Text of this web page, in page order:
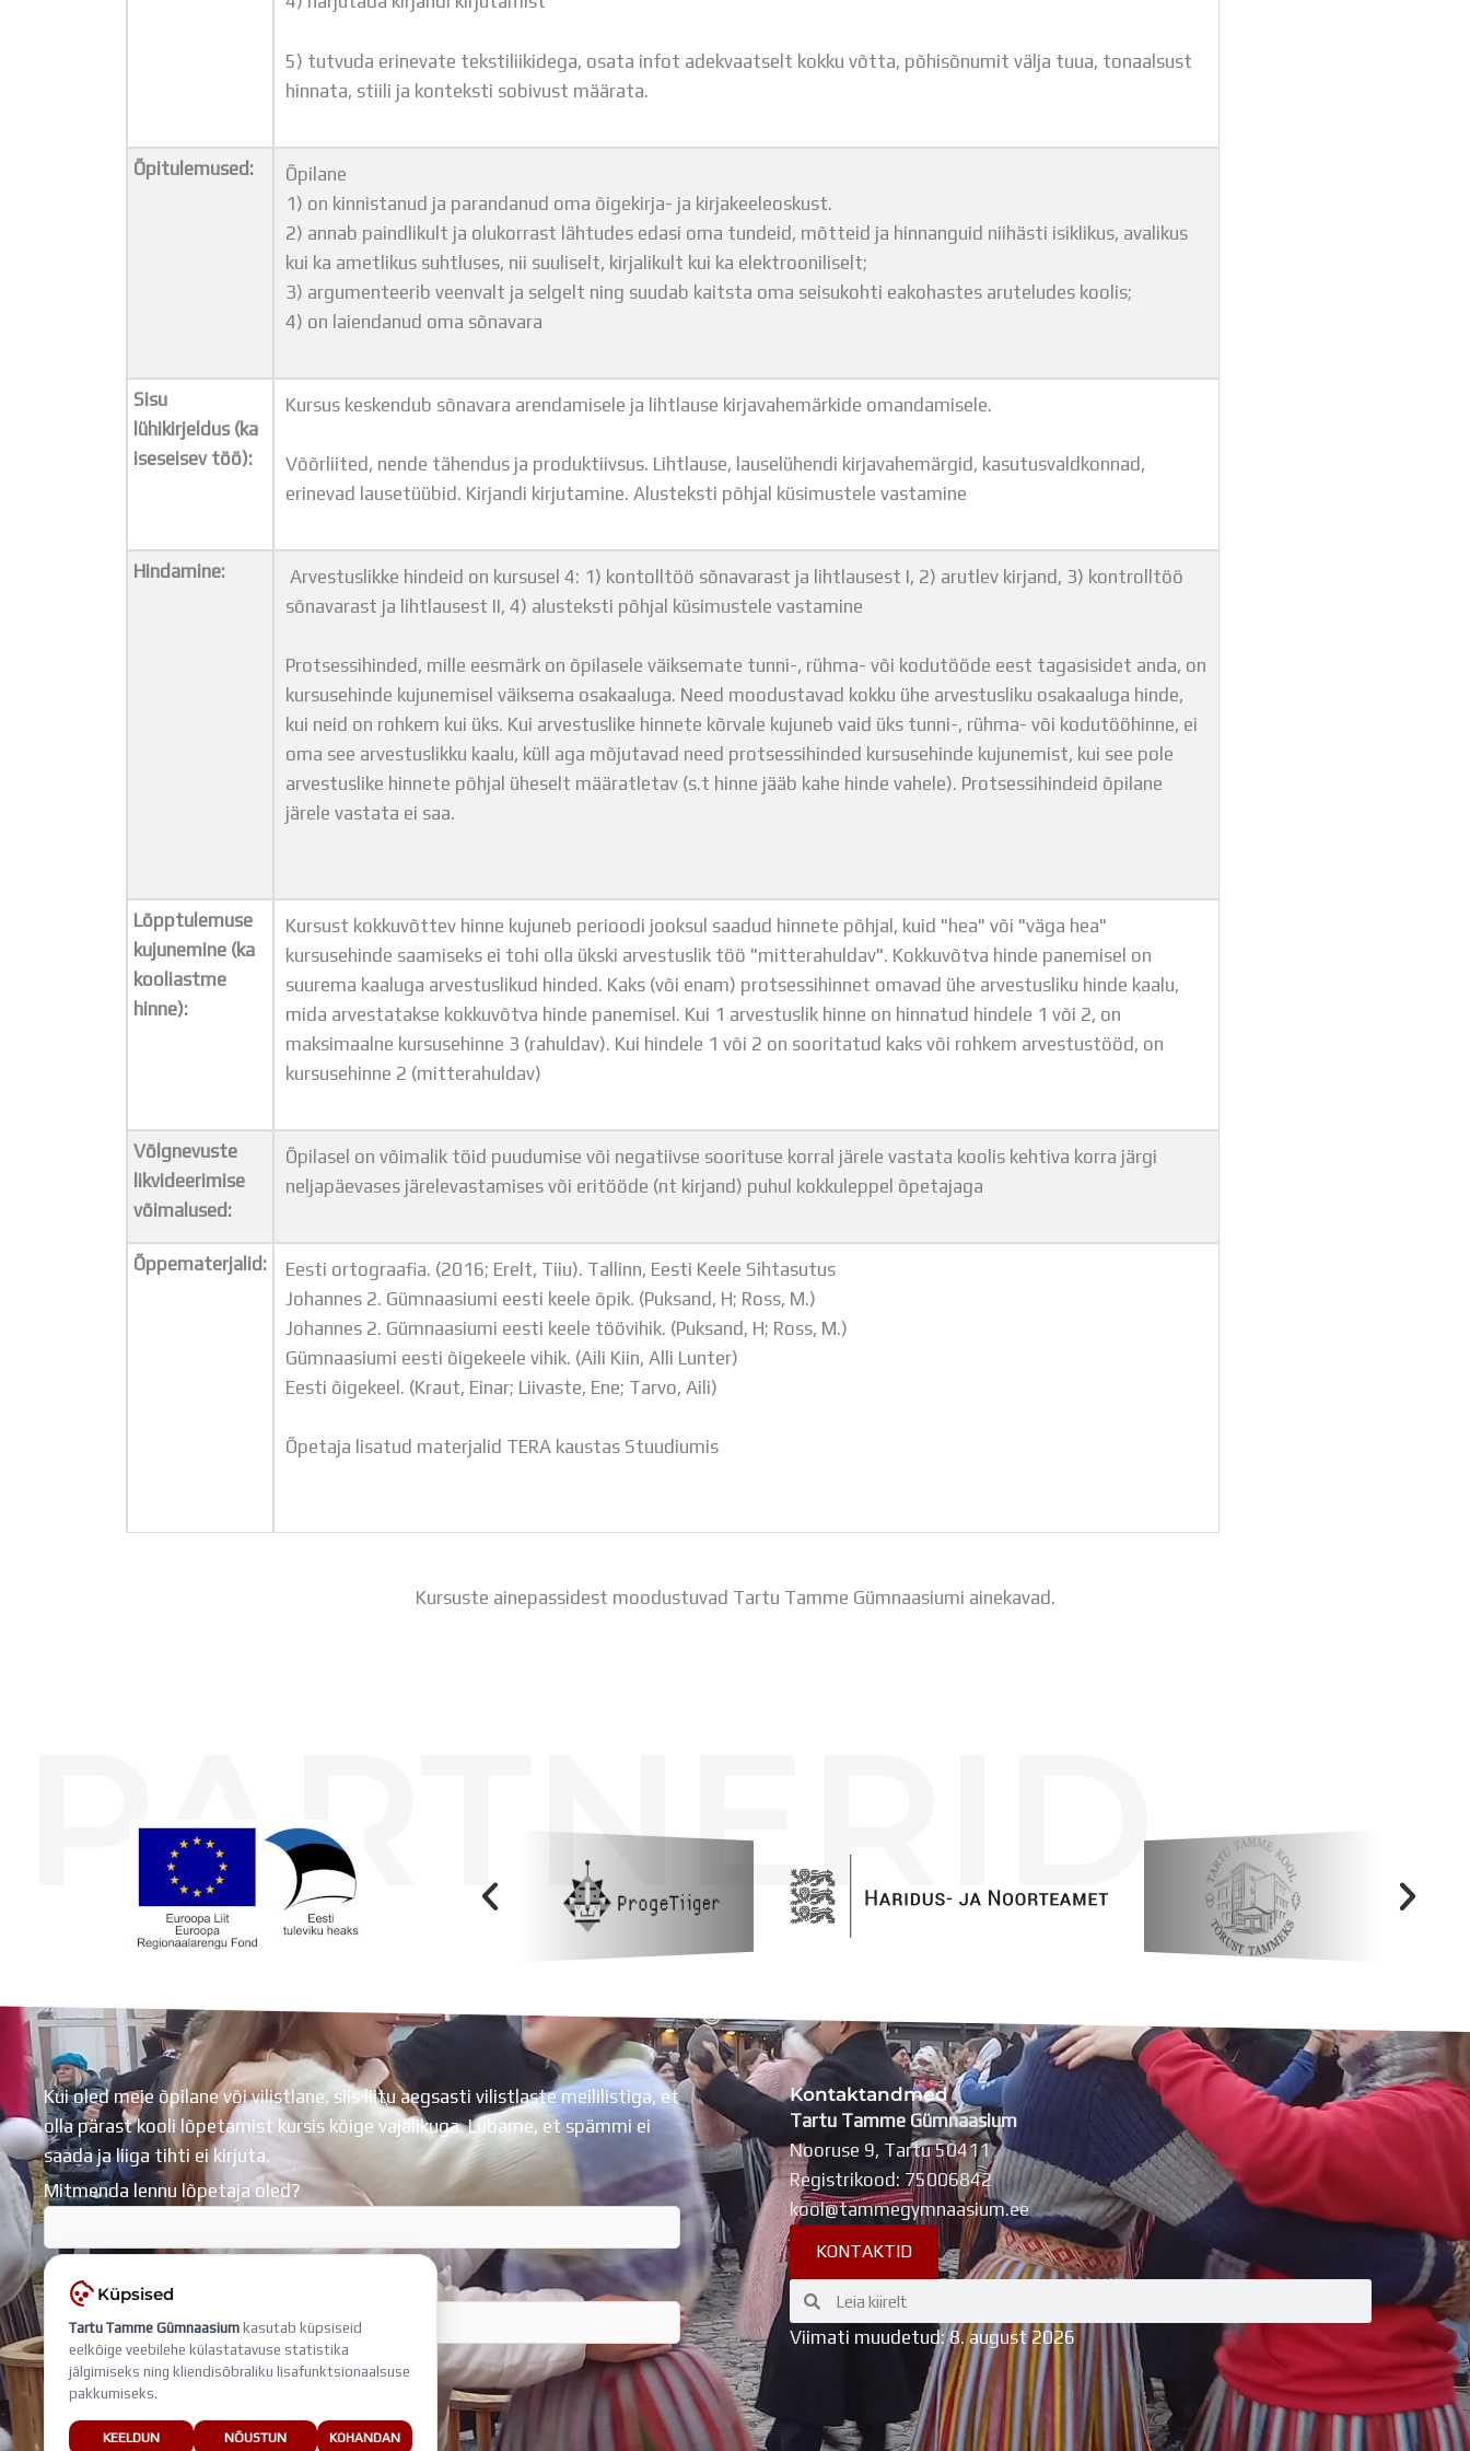
5) tutvuda erinevate tekstiliikidega, osata infot adekvaatselt kokku võtta, põhisõnumit välja tuua, tonaalsust
hinnata, stiili ja konteksti sobivust määrata.
Õpitulemused:
Õpilane
1) on kinnistanud ja parandanud oma õigekirja- ja kirjakeeleoskust.
2) annab paindlikult ja olukorrast lähtudes edasi oma tundeid, mõtteid ja hinnanguid niihästi isiklikus, avalikus
kui ka ametlikus suhtluses, nii suuliselt, kirjalikult kui ka elektrooniliselt;
3) argumenteerib veenvalt ja selgelt ning suudab kaitsta oma seisukohti eakohastes aruteludes koolis;
4) on laiendanud oma sõnavara
Sisu
lühikirjeldus (ka
iseseisev töö):
Kursus keskendub sõnavara arendamisele ja lihtlause kirjavahemärkide omandamisele.
Võõrliited, nende tähendus ja produktiivsus. Lihtlause, lauselühendi kirjavahemärgid, kasutusvaldkonnad,
erinevad lausetüübid. Kirjandi kirjutamine. Alusteksti põhjal küsimustele vastamine
Hindamine:
Arvestuslikke hindeid on kursusel 4: 1) kontolltöö sõnavarast ja lihtlausest I, 2) arutlev kirjand, 3) kontrolltöö
sõnavarast ja lihtlausest II, 4) alusteksti põhjal küsimustele vastamine
Protsessihinded, mille eesmärk on õpilasele väiksemate tunni-, rühma- või kodutööde eest tagasisidet anda, on
kursusehinde kujunemisel väiksema osakaaluga. Need moodustavad kokku ühe arvestusliku osakaaluga hinde,
kui neid on rohkem kui üks. Kui arvestuslike hinnete kõrvale kujuneb vaid üks tunni-, rühma- või kodutööhinne, ei
oma see arvestuslikku kaalu, küll aga mõjutavad need protsessihinded kursusehinde kujunemist, kui see pole
arvestuslike hinnete põhjal üheselt määratletav (s.t hinne jääb kahe hinde vahele). Protsessihindeid õpilane
järele vastata ei saa.
Lõpptulemuse
kujunemine (ka
kooliastme
hinne):
Kursust kokkuvõttev hinne kujuneb perioodi jooksul saadud hinnete põhjal, kuid "hea" või "väga hea"
kursusehinde saamiseks ei tohi olla ükski arvestuslik töö "mitterahuldav". Kokkuvõtva hinde panemisel on
suurema kaaluga arvestuslikud hinded. Kaks (või enam) protsessihinnet omavad ühe arvestusliku hinde kaalu,
mida arvestatakse kokkuvõtva hinde panemisel. Kui 1 arvestuslik hinne on hinnatud hindele 1 või 2, on
maksimaalne kursusehinne 3 (rahuldav). Kui hindele 1 või 2 on sooritatud kaks või rohkem arvestustööd, on
kursusehinne 2 (mitterahuldav)
Võlgnevuste
likvideerimise
võimalused:
Õpilasel on võimalik töid puudumise või negatiivse soorituse korral järele vastata koolis kehtiva korra järgi
neljapäevases järelevastamises või eritööde (nt kirjand) puhul kokkuleppel õpetajaga
Õppematerjalid:
Eesti ortograafia. (2016; Erelt, Tiiu). Tallinn, Eesti Keele Sihtasutus
Johannes 2. Gümnaasiumi eesti keele õpik. (Puksand, H; Ross, M.)
Johannes 2. Gümnaasiumi eesti keele töövihik. (Puksand, H; Ross, M.)
Gümnaasiumi eesti õigekeele vihik. (Aili Kiin, Alli Lunter)
Eesti õigekeel. (Kraut, Einar; Liivaste, Ene; Tarvo, Aili)
Õpetaja lisatud materjalid TERA kaustas Stuudiumis
Kursuste ainepassidest moodustuvad Tartu Tamme Gümnaasiumi ainekavad.
PARTNERID
Kui oled meie õpilane või vilistlane, siis liitu aegsasti vilistlaste meililistiga, et
olla pärast kooli lõpetamist kursis kõige vajalikuga. Lubame, et spämmi ei
saada ja liiga tihti ei kirjuta.
Mitmenda lennu lõpetaja oled?
Sisesta e-mail, millega liitud
Kontaktandmed
Tartu Tamme Gümnaasium
Nooruse 9, Tartu 50411
Registrikood: 75006842
kool@tammegymnaasium.ee
KONTAKTID
SearchSearch
Viimati muudetud: 8. august 2026
Küpsised
Tartu Tamme Gümnaasium kasutab küpsiseid
eelkõige veebilehe külastatavuse statistika
jälgimiseks ning kliendisõbraliku lisafunktsionaalsuse
pakkumiseks.
KEELDUN NÕUSTUN KOHANDAN